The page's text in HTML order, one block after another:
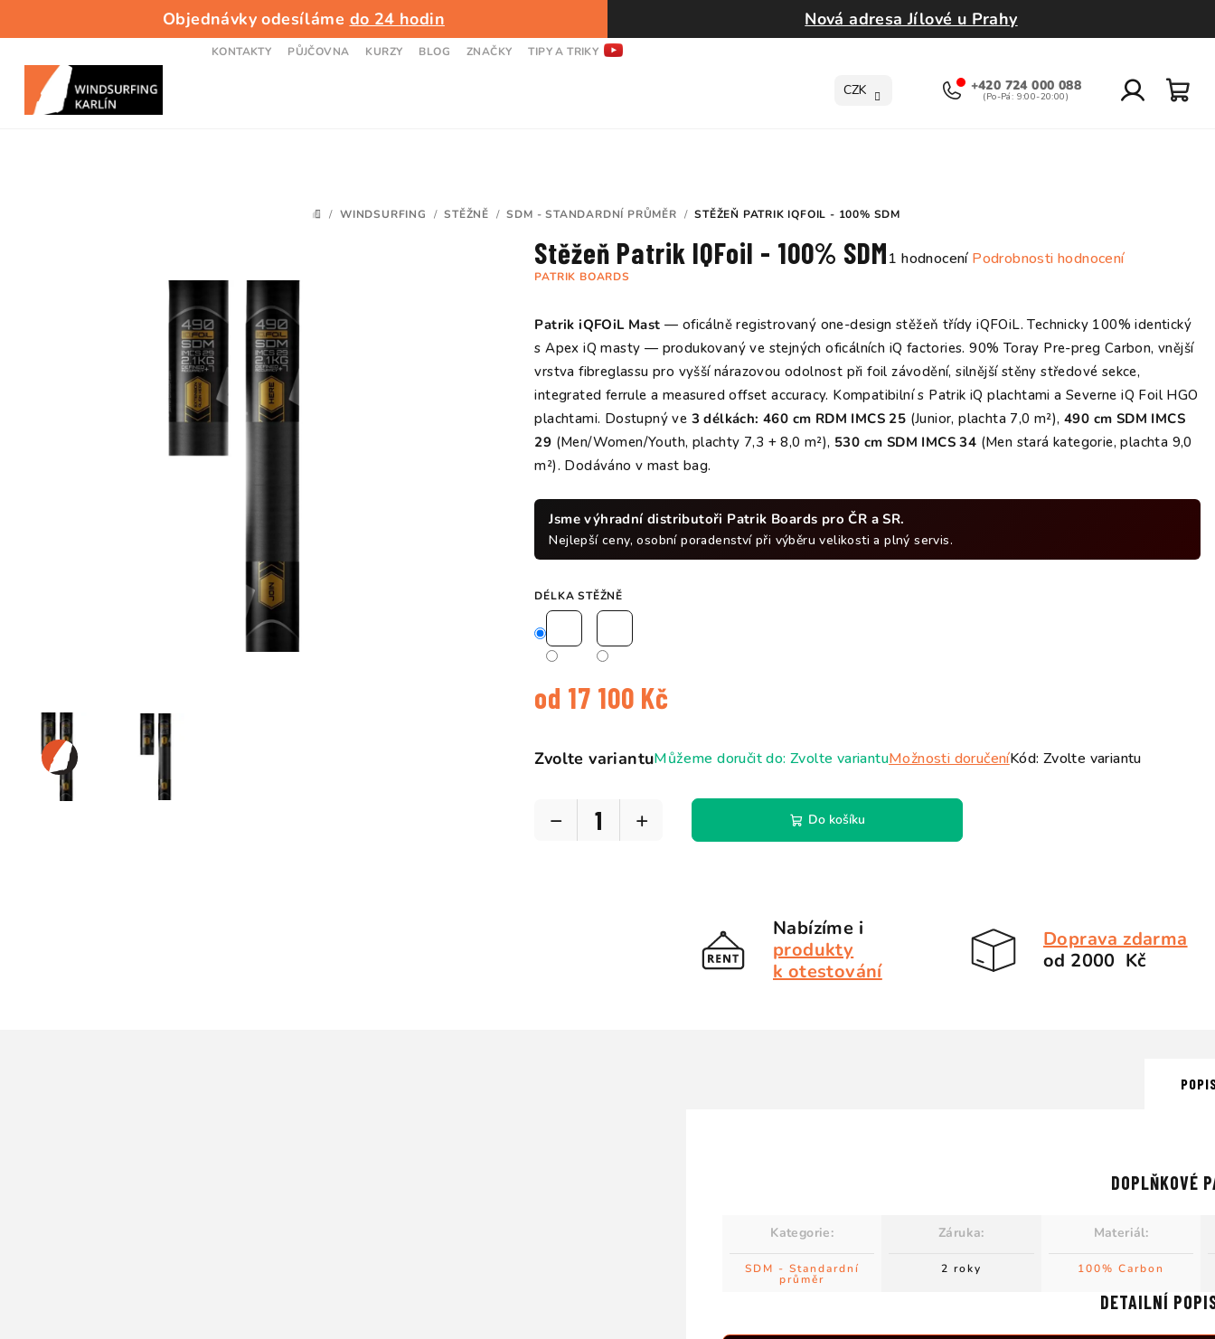
Objednávky odesíláme do 24 hodin Nová adresa Jílové u Prahy
KONTAKTY PŮJČOVNA KURZY BLOG ZNAČKY TIPY A TRIKY
CZK +420 724 000 088
DOMŮ
/ WINDSURFING / STĚŽNĚ / SDM - STANDARDNÍ PRŮMĚR / STĚŽEŇ PATRIK IQFOIL - 100% SDM
PATRIK BOARDS
Stěžeň Patrik IQFoil - 100% SDMPrůměrné
je
5,0
z
5
hvězdiček.
1 hodnocení Podrobnosti hodnocení
Patrik iQFOiL Mast — oficálně registrovaný one-design stěžeň třídy iQFOiL. Technicky 100% identický
s Apex iQ masty — produkovaný ve stejných oficálních iQ factories. 90% Toray Pre-preg Carbon, vnější
vrstva fibreglassu pro vyšší nárazovou odolnost při foil závodění, silnější stěny středové sekce,
integrated ferrule a measured offset accuracy. Kompatibilní s Patrik iQ plachtami a Severne iQ Foil HGO
plachtami. Dostupný ve 3 délkách: 460 cm RDM IMCS 25 (Junior, plachta 7,0 m²), 490 cm SDM IMCS
29 (Men/Women/Youth, plachty 7,3 + 8,0 m²), 530 cm SDM IMCS 34 (Men stará kategorie, plachta 9,0
m²). Dodáváno v mast bag.
Jsme výhradní distributoři Patrik Boards pro ČR a SR.
Nejlepší ceny, osobní poradenství při výběru velikosti a plný servis.
DÉLKA STĚŽNĚ
od 17 100 Kč
cena:
Zvolte variantuMůžeme doručit do: Zvolte variantuMožnosti doručeníKód: Zvolte variantu
+
− Do košíku
Nabízíme i
produkty
k otestování
Doprava zdarma
od 2000 Kč
DETAILNÍ
DOPLŇKOVÉ
Kategorie:
SDM - Standardní
průměr
Záruka:
2 roky
Materiál:
100% Carbon